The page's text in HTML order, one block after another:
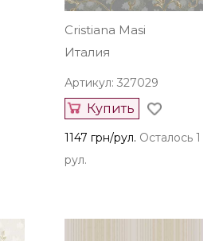
Cristiana Masi
Италия
Артикул: 327029
Купить
1147 грн/рул. Осталось 1
рул.